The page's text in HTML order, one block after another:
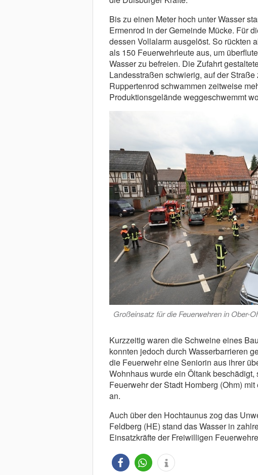
Bis zu einen Meter hoch unter Wasser
Ermenrod in der Gemeinde Mücke. Für
dessen Vollalarm ausgelöst. So rückten
als 150 Feuerwehrleute aus, um
Wasser zu befreien. Die Zufahrt
Landesstraßen schwierig, auf der
Ruppertenrod schwammen zeitweise
Produktionsgelände weggeschwemmt
Großeinsatz für die Feuerwehren in Ober-
Kurzzeitig waren die Schweine eines
konnten jedoch durch Wasserbarrieren
die Feuerwehr eine Seniorin aus ihrer
Wohnhaus wurde ein Öltank
Feuerwehr der Stadt Homberg (Ohm)
an.
Auch über den Hochtaunus zog das
Feldberg (HE) stand das Wasser in
Einsatzkräfte der Freiwilligen